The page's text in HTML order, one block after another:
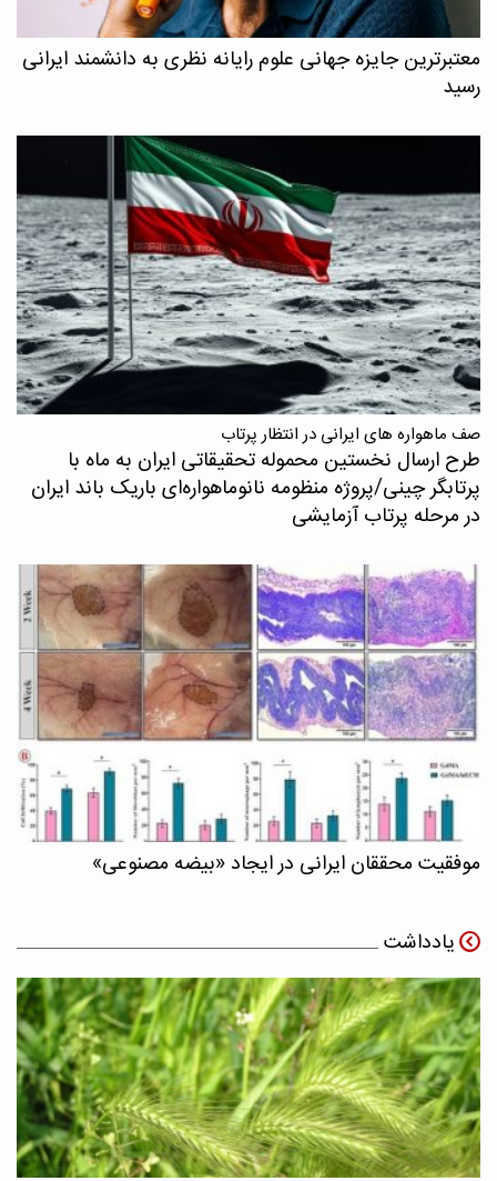
معتبرترین جایزه جهانی علوم رایانه نظری به دانشمند ایرانی
رسید
صف ماهواره های ایرانی در انتظار پرتاب
طرح ارسال نخستین محموله تحقیقاتی ایران به ماه با
پرتابگر چینی/پروژه منظومه نانوماهواره‌ای باریک باند ایران
در مرحله پرتاب آزمایشی
موفقیت محققان ایرانی در ایجاد «بیضه مصنوعی»
یادداشت